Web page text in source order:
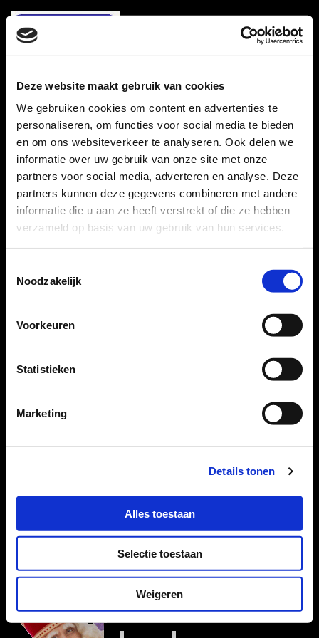
Deze website maakt gebruik van cookies
We gebruiken cookies om content en advertenties te
personaliseren, om functies voor social media te bieden
en om ons websiteverkeer te analyseren. Ook delen we
informatie over uw gebruik van onze site met onze
partners voor social media, adverteren en analyse. Deze
partners kunnen deze gegevens combineren met andere
informatie die u aan ze heeft verstrekt of die ze hebben
verzameld op basis van uw gebruik van hun services.
Noodzakelijk
Voorkeuren
Statistieken
Marketing
Details tonen
Alles toestaan
Selectie toestaan
Weigeren
Powered by